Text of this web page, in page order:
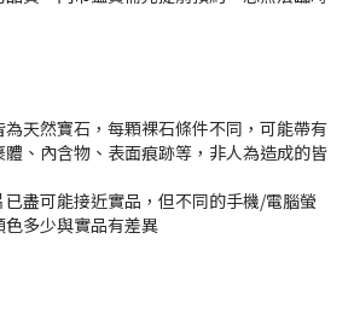
天然寶石，每顆裸石條件不同，可能帶有
體、內含物、表面痕跡等，非人為造成的皆
已盡可能接近實品，但不同的手機/電腦螢
色多少與實品有差異